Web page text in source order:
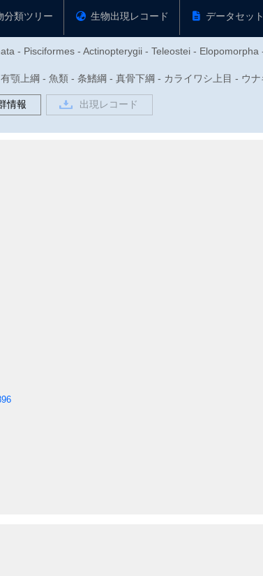
分類ツリー 生物出現レコード データセット
- Pisciformes - Actinopterygii - Teleostei -
上綱 - 魚類 - 条鰭綱 - 真骨下綱 - カライワシ上目 - ウ
情報 出現レコード